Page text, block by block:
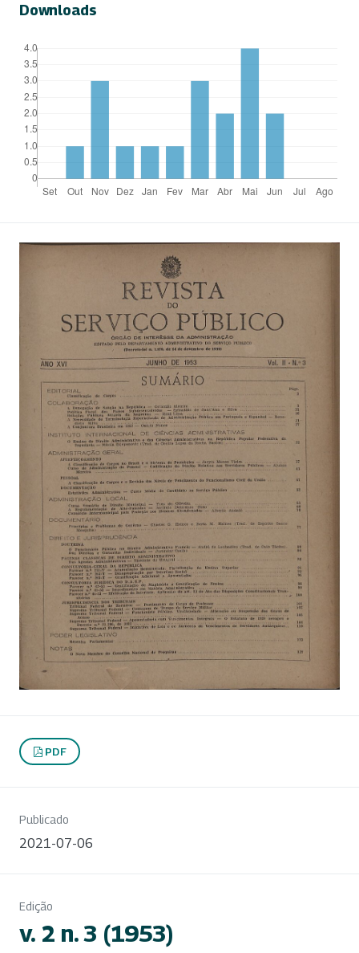
Downloads
PDF
Publicado
2021-07-06
Edição
v. 2 n. 3 (1953)